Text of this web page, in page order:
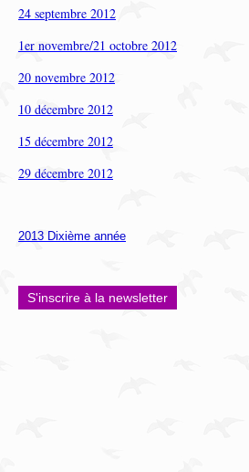
24 septembre 2012
1er novembre/21 octobre 2012
20 novembre 2012
10 décembre 2012
15 décembre 2012
29 décembre 2012
2013 Dixième année
S'inscrire à la newsletter